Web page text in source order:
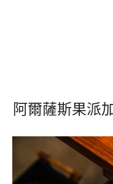
阿爾薩斯果派